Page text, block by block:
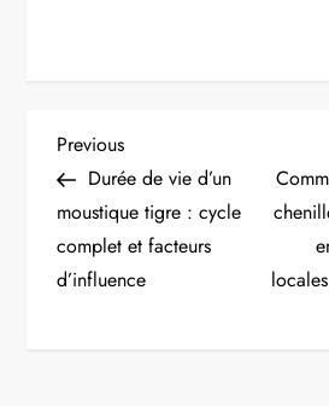
N
a
v
Previous
Post
Previous
Durée de vie d’un
moustique tigre : cycle
complet et facteurs
d’influence